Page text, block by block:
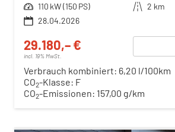
Leistung 110 kW (150 PS) Kilometerstand 2 km
28.04.2026
29.180,– €
incl. 19% MwSt.
Verbrauch kombiniert: 6,20 l/100km
CO2-Klasse: F
CO2-Emissionen: 157,00 g/km